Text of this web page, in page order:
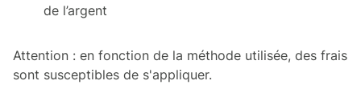
de l’argent
Attention : en fonction de la méthode utilisée, des frais
sont susceptibles de s'appliquer.